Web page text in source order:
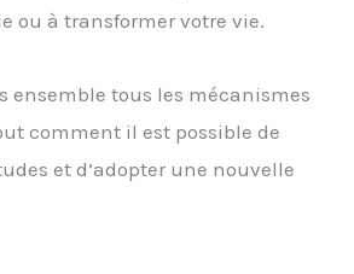
ou à transformer votre vie.
ensemble tous les mécanismes
comment il est possible de
et d’adopter une nouvelle